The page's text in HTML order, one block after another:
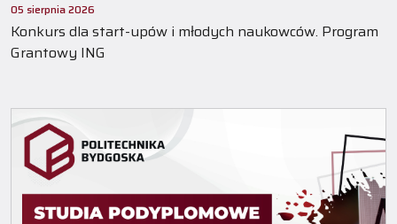
05 sierpnia 2026
Konkurs dla start-upów i młodych naukowców. Program
Grantowy ING